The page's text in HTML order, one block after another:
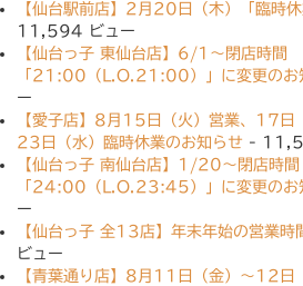
【仙台駅前店】2月20日（木）「臨時
11,594 ビュー
【仙台っ子 東仙台店】6/1〜閉店時間
「21:00（L.O.21:00）」に変更のお
ー
【愛子店】8月15日（火）営業、17日
23日（水）臨時休業のお知らせ -
【仙台っ子 南仙台店】1/20〜閉店時間
「24:00（L.O.23:45）」に変更のお
ー
【仙台っ子 全13店】年末年始の営業時
ビュー
【青葉通り店】8月11日（金）〜12日